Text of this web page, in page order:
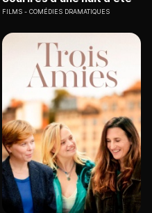
FILMS COMÉDIES DRAMATIQUES